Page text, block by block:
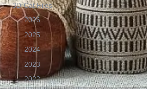
3D Cat Files
2026
2025
2024
2023
2022